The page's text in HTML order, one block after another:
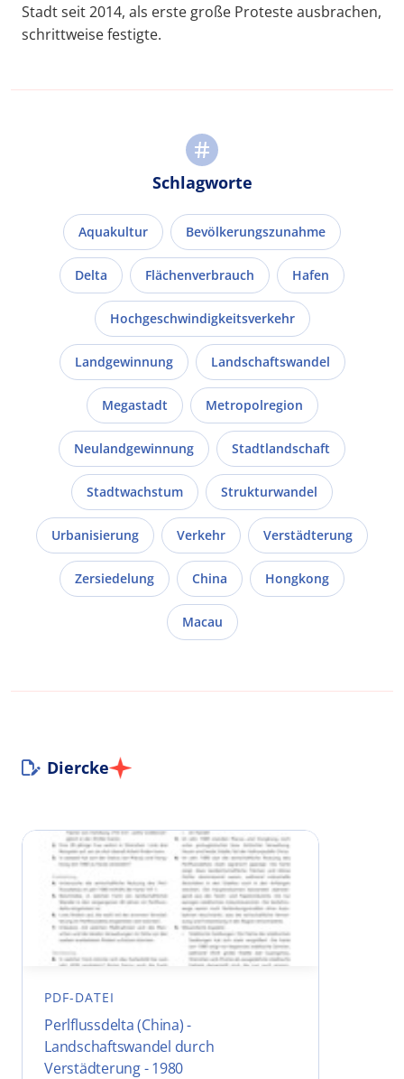
Stadt seit 2014, als erste große Proteste ausbrachen,
schrittweise festigte.
Schlagworte
Aquakultur Bevölkerungszunahme
Delta Flächenverbrauch Hafen
Hochgeschwindigkeitsverkehr
Landgewinnung Landschaftswandel
Megastadt Metropolregion
Neulandgewinnung Stadtlandschaft
Stadtwachstum Strukturwandel
Urbanisierung Verkehr Verstädterung
Zersiedelung China Hongkong
Macau
Diercke
PDF-DATEI
Perlflussdelta (China) -
Landschaftswandel durch
Verstädterung - 1980